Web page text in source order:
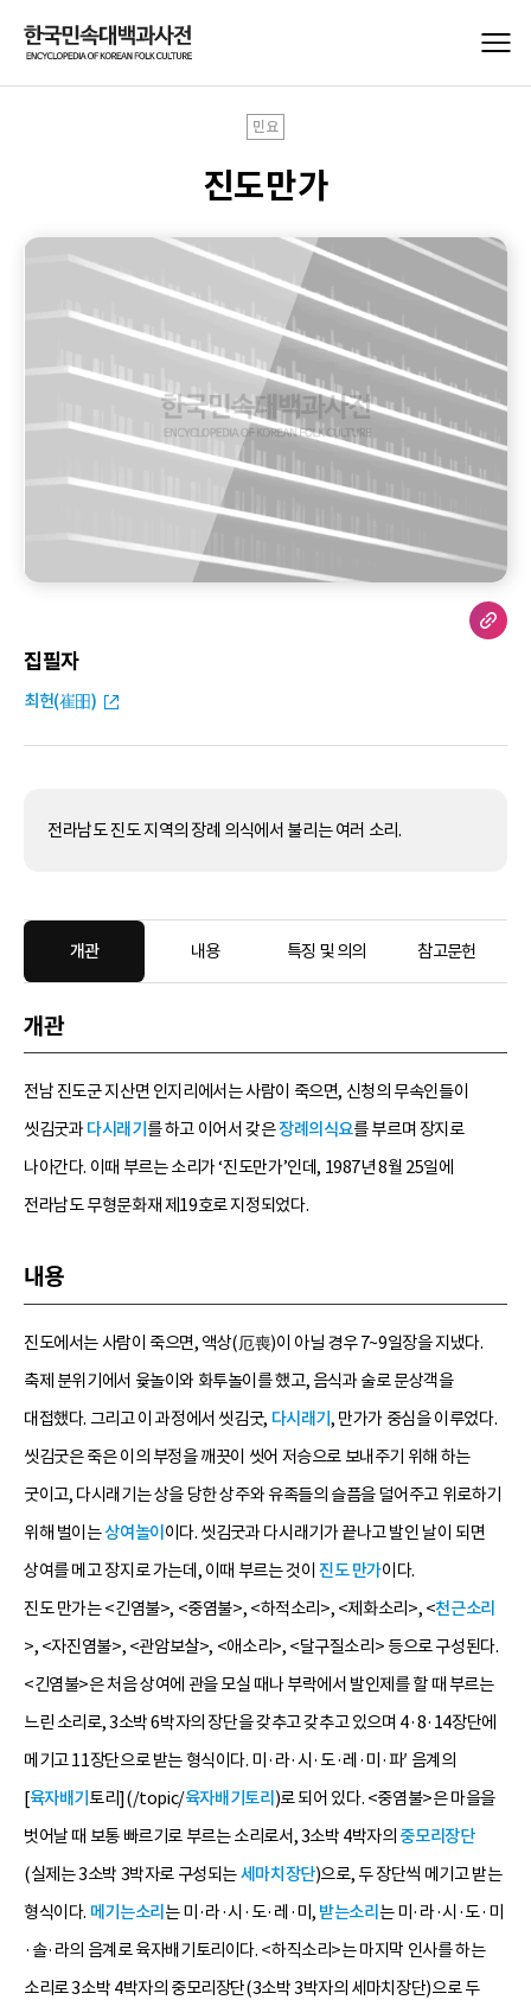
민요
진도만가
집필자
최헌(崔昍)
전라남도 진도 지역의 장례 의식에서 불리는 여러 소리.
개관 내용 특징 및 의의 참고문헌
개관
전남 진도군 지산면 인지리에서는 사람이 죽으면, 신청의 무속인들이
씻김굿과다시래기 를 하고 이어서 갖은장례의식요를 부르며 장지로
나아간다. 이때 부르는 소리가 ‘진도만가’인데, 1987년 8월 25일에
전라남도 무형문화재 제19호로 지정되었다.
내용
진도에서는 사람이 죽으면, 액상(厄喪)이 아닐 경우 7~9일장을 지냈다.
축제 분위기에서 윷놀이와 화투놀이를 했고, 음식과 술로 문상객을
대접했다. 그리고 이 과정에서 씻김굿, 다시래기, 만가가 중심을 이루었다.
씻김굿은 죽은 이의 부정을 깨끗이 씻어 저승으로 보내주기 위해 하는
굿이고, 다시래기는 상을 당한 상주와 유족들의 슬픔을 덜어주고 위로하기
위해 벌이는상여놀이 이다. 씻김굿과 다시래기가 끝나고 발인 날이 되면
상여를 메고 장지로 가는데, 이때 부르는 것이진도 만가이다.
진도 만가는 <긴염불>, <중염불>, <하적소리>, <제화소리>, <천근소리
>, <자진염불>, <관암보살>, <애소리>, <달구질소리> 등으로 구성된다.
<긴염불>은 처음 상여에 관을 모실 때나 부락에서 발인제를 할 때 부르는
느린 소리로, 3소박 6박자의 장단을 갖추고 갖추고 있으며 4·8·14장단에
메기고 11장단으로 받는 형식이다. 미·라·시·도·레·미·파′ 음계의
[육자배기 토리](/topic/육자배기토리 )로 되어 있다. <중염불>은 마을을
벗어날 때 보통 빠르기로 부르는 소리로서, 3소박 4박자의 중모리장단
(실제는 3소박 3박자로 구성되는세마치장단)으로, 두 장단씩 메기고 받는
형식이다. 메기는소리 는 미·라·시·도·레·미, 받는소리 는 미·라·시·도·미
·솔·라의 음계로 육자배기토리이다. <하직소리>는 마지막 인사를 하는
소리로 3소박 4박자의 중모리장단(3소박 3박자의 세마치장단)으로 두